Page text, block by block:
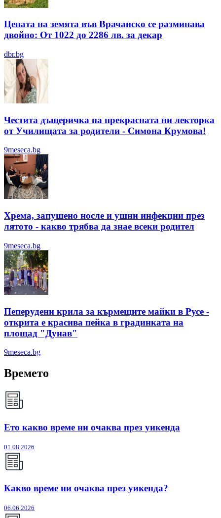
Цената на земята във Врачанско се разминава
двойно: От 1022 до 2286 лв. за декар
dbr.bg
Честита дъщеричка на прекрасната ни лекторка
от Училищата за родители - Симона Крумова!
9meseca.bg
Хрема, запушено носле и ушни инфекции през
лятотo - какво трябва да знае всеки родител
9meseca.bg
Пеперудени крила за кърмещите майки в Русе -
открита е красива пейка в градинката на
площад "Дунав"
9meseca.bg
Времето
Ето какво време ни очаква през уикенда
01.08.2026
Какво време ни очаква през уикенда?
06.06.2026